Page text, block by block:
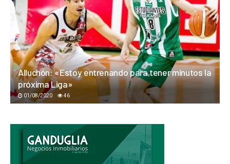
Alluchón: «Estoy entrenando para tener minutos la
próxima Liga»
01/08/2020 46